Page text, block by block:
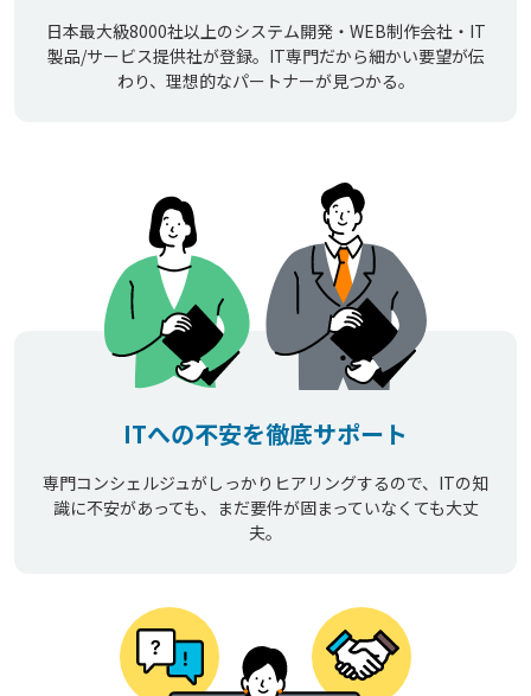
日本最大級8000社以上のシステム開発・WEB制作会社・IT
製品/サービス提供社が登録。IT専門だから細かい要望が伝
わり、理想的なパートナーが見つかる。
ITへの不安を徹底サポート
専門コンシェルジュがしっかりヒアリングするので、ITの知
識に不安があっても、まだ要件が固まっていなくても大丈
夫。